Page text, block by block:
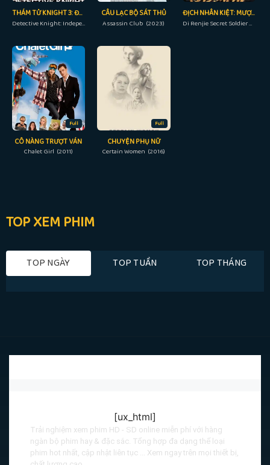
THÁM TỬ KNIGHT 3: ĐỘC LẬP
Detective Knight: Independence (2023)
CÂU LẠC BỘ SÁT THỦ
Assassin Club (2023)
ĐỊCH NHÂN KIỆT: MƯỢN ĐƯỜNG ÂM BINH
Di Renjie Secret Soldier Borrows the Road (2023)
Full
CÔ NÀNG TRƯỢT VÁN
Chalet Girl (2011)
Full
CHUYỆN PHỤ NỮ
Certain Women (2016)
TOP XEM PHIM
TOP NGÀY TOP TUẦN TOP THÁNG